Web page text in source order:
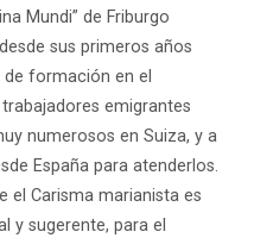
Mundi” de Friburgo
sus primeros años
formación en el
emigrantes
numerosos en Suiza, y a
España para atenderlos.
el Carisma marianista es
y sugerente, para el